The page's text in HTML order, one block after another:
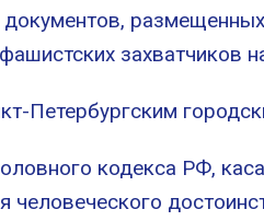
захватчиков
кодекса РФ,